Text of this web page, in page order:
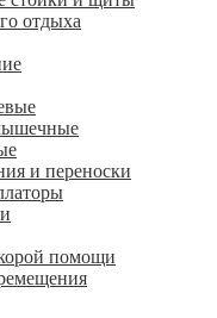
отдыха
и переноски
помощи